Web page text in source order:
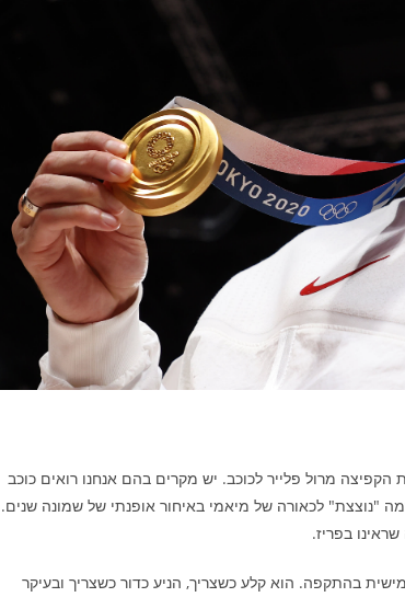
מרול פלייר לכוכב. יש מקרים בהם אנחנו רואים כוכב
"נוצצת" לכאורה של מיאמי באיחור אופנתי של שמונה שנים.
בפריז.
הפך לאופציה החמישית בהתקפה. הוא קלע כשצריך, הניע כדור כשצריך ובעיקר